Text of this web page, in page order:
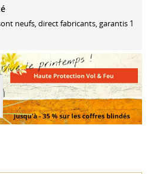
neufs, direct fabricants, garantis 1